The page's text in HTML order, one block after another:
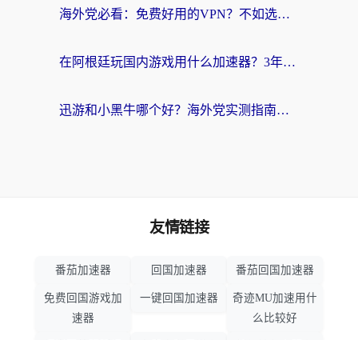
海外党必看：免费好用的VPN？不如选对转国内加速器实现无缝追剧
在阿根廷玩国内游戏用什么加速器？3年海外党亲测实用指南
迅游和小黑牛哪个好？海外党实测指南，选对中国地址加速器才能无缝刷国内资源
友情链接
番茄加速器 回国加速器 番茄回国加速器
免费回国游戏加
速器
一键回国加速器
奇迹MU加速用什
么比较好